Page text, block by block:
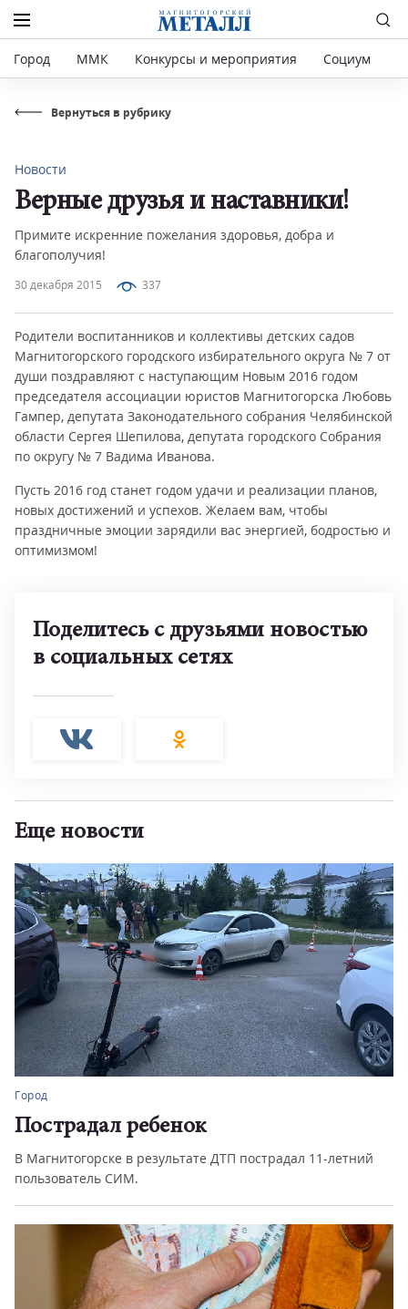
Город ММК Конкурсы и мероприятия Социум
Вернуться в рубрику
30 декабря 2015 337
Новости
Верные друзья и наставники!
Примите искренние пожелания здоровья, добра и
благополучия!
Родители воспитанников и коллективы детских садов
Магнитогорского городского избирательного округа № 7 от
души поздравляют с наступающим Новым 2016 годом
председателя ассоциации юристов Магнитогорска Любовь
Гампер, депутата Законодательного собрания Челябинской
области Сергея Шепилова, депутата городского Собрания
по округу № 7 Вадима Иванова.
Пусть 2016 год станет годом удачи и реализации планов,
новых достижений и успехов. Желаем вам, чтобы
праздничные эмоции зарядили вас энергией, бодростью и
оптимизмом!
Поделитесь с друзьями новостью
в социальных сетях
Еще новости
Город
Пострадал ребенок
В Магнитогорске в результате ДТП пострадал 11-летний
пользователь СИМ.